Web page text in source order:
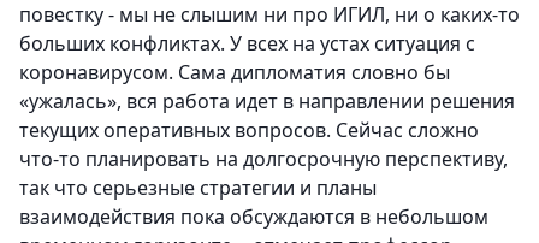
повестку - мы не слышим ни про ИГИЛ, ни о каких-то
больших конфликтах. У всех на устах ситуация с
коронавирусом. Сама дипломатия словно бы
«ужалась», вся работа идет в направлении решения
текущих оперативных вопросов. Сейчас сложно
что-то планировать на долгосрочную перспективу,
так что серьезные стратегии и планы
взаимодействия пока обсуждаются в небольшом